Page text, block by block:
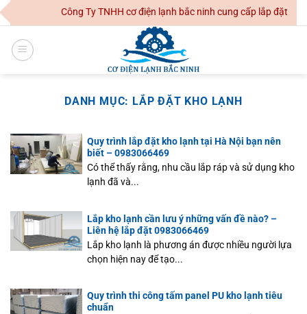
Skip
to
content
Công Ty TNHH cơ điện lạnh bắc ninh cung cấp lắp đặt hệ
DANH MỤC: LẮP ĐẶT KHO LẠNH
Quy trình lắp đặt kho lạnh tại Hà Nội bạn nên
biết – 0983066469
Có thể thấy rằng, nhu cầu lắp ráp và sử dụng kho
lạnh đã và...
Lắp kho lạnh cần lưu ý những vấn đề nào? –
Liên hệ lắp đặt 0983066469
Lắp kho lạnh là phương án được nhiều người lựa
chọn hiện nay để tạo...
Quy trình thi công tấm panel PU kho lạnh tiêu
chuẩn